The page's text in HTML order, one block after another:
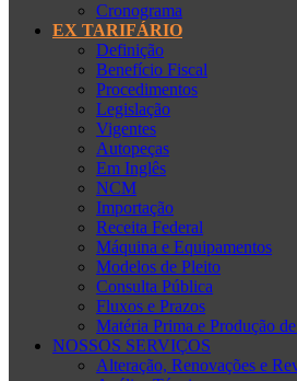
Cronograma
EX TARIFÁRIO
Definição
Benefício Fiscal
Procedimentos
Legislação
Vigentes
Autopeças
Em Inglês
NCM
Importação
Receita Federal
Máquina e Equipamentos
Modelos de Pleito
Consulta Pública
Fluxos e Prazos
Matéria Prima e Produção
NOSSOS SERVIÇOS
Alteração, Renovações e